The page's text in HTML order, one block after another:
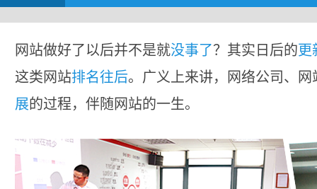
网站做好了以后并不是就没事了？其实日后的更
这类网站排名往后。广义上来讲，网络公司、
展的过程，伴随网站的一生。